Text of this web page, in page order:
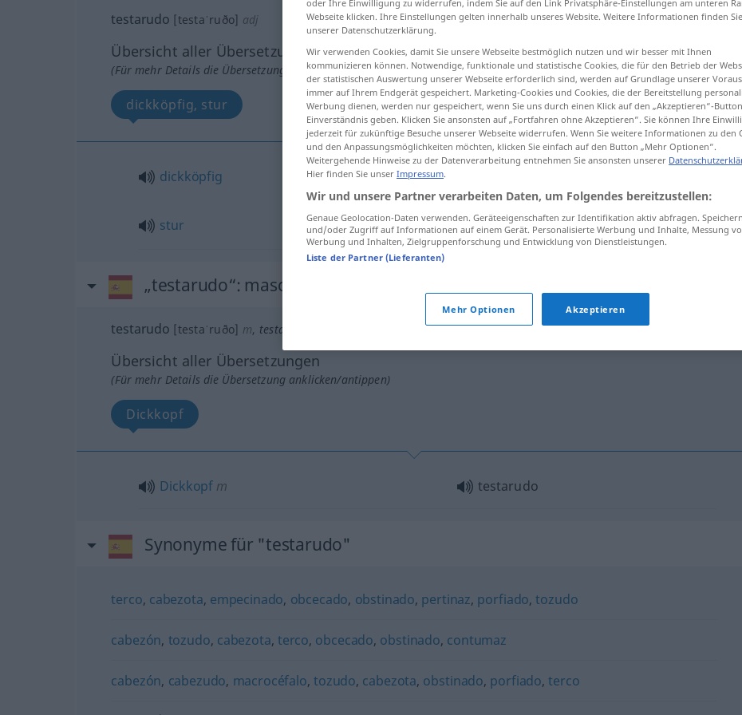
testarudo [testaˈruðo] adj
Übersicht aller Übersetzungen
(Für mehr Details die Übersetzung anklicken/antippen)
dickköpfig, stur
dickköpfig
stur testarudo FAM
„testarudo“: masculino
testarudo [testaˈruðo] m, testaruda
Übersicht aller Übersetzungen
(Für mehr Details die Übersetzung anklicken/antippen)
Dickkopf
Dickkopf m testarudo
Synonyme für "testarudo"
terco, cabezota, empecinado, obcecado, obstinado, pertinaz, porfiado,tozudo
cabezón, tozudo, cabezota, terco, obcecado, obstinado, contumaz
cabezón, cabezudo, macrocéfalo,tozudo, cabezota, obstinado, porfiado,terco
oder Ihre Einwilligung zu widerrufen, indem Sie auf den Link Privatsphäre-Einstellungen am unteren
Webseite klicken. Ihre Einstellungen gelten innerhalb unseres Website. Weitere Informationen finden
unserer Datenschutzerklärung.
Wir verwenden Cookies, damit Sie unsere Webseite bestmöglich nutzen und wir besser mit Ihnen
kommunizieren können. Notwendige, funktionale und statistische Cookies, die für den Betrieb der
der statistischen Auswertung unserer Webseite erforderlich sind, werden auf Grundlage unserer
immer auf Ihrem Endgerät gespeichert. Marketing-Cookies und Cookies, die der Bereitstellung
Werbung dienen, werden nur gespeichert, wenn Sie uns durch einen Klick auf den „Akzeptieren“-
Einverständnis geben. Klicken Sie ansonsten auf „Fortfahren ohne Akzeptieren“. Sie können Ihre
jederzeit für zukünftige Besuche unserer Webseite widerrufen. Wenn Sie weitere Informationen zu den
und den Anpassungsmöglichkeiten möchten, klicken Sie einfach auf den Button „Mehr Optionen“.
Weitergehende Hinweise zu der Datenverarbeitung entnehmen Sie ansonsten unserer
Hier finden Sie unser Impressum.
Wir und unsere Partner verarbeiten Daten, um Folgendes bereitzustellen:
Genaue Geolocation-Daten verwenden. Geräteeigenschaften zur Identifikation aktiv abfragen.
und/oder Zugriff auf Informationen auf einem Gerät. Personalisierte Werbung und Inhalte, Messung
Werbung und Inhalten, Zielgruppenforschung und Entwicklung von Dienstleistungen.
Liste der Partner (Lieferanten)
Mehr Optionen Akzeptieren